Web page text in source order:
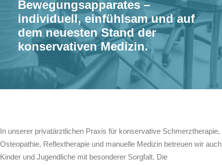
Bewegungsapparates –
individuell, einfühlsam und auf
dem neuesten Stand der
konservativen Medizin.
In unserer privatärztlichen Praxis für konservative Schmerztherapie,
Osteopathie, Reflextherapie und manuelle Medizin betreuen wir auch
Kinder und Jugendliche mit besonderer Sorgfalt. Die